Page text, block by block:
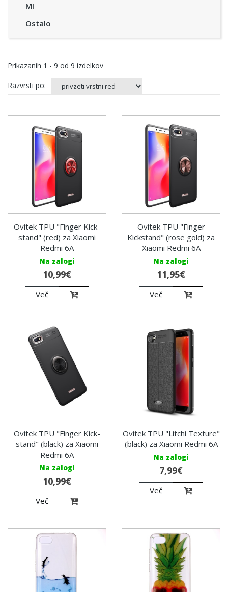
MI
Ostalo
Prikazanih 1 - 9 od 9 izdelkov
Razvrsti po:
Ovitek TPU "Finger Kick-
stand" (red) za Xiaomi
Redmi 6A
Na zalogi
10,99€
Več
Ovitek TPU "Finger
Kickstand" (rose gold) za
Xiaomi Redmi 6A
Na zalogi
11,95€
Več
Ovitek TPU "Finger Kick-
stand" (black) za Xiaomi
Redmi 6A
Na zalogi
10,99€
Več
Ovitek TPU "Litchi Texture"
(black) za Xiaomi Redmi 6A
Na zalogi
7,99€
Več